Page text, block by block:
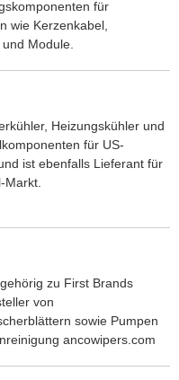
für
wie Kerzenkabel,
Module.
Heizungskühler und
für US-
ist ebenfalls Lieferant für
Markt.
zu First Brands
von
sowie Pumpen
ancowipers.com